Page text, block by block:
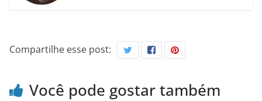
Compartilhe esse post:
Você pode gostar também